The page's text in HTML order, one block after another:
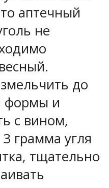
аптечный
не
до
формы и
с вином,
грамма угля
тщательно